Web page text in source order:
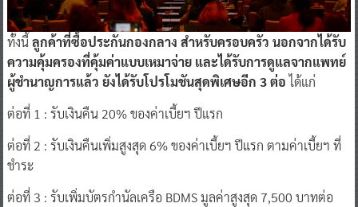
ทั้งนี้ลูกค้าที่ซื้อประกันกองกลาง สำหรับครอบครัว นอกจากได้รับ
ความคุ้มครองที่คุ้มค่าแบบเหมาจ่าย และได้รับการดูแลจากแพทย์
ผู้ชำนาญการแล้ว ยังได้รับโปรโมชันสุดพิเศษอีก 3 ต่อได้แก่
ต่อที่ 1 : รับเงินคืน 20% ของค่าเบี้ยฯ ปีแรก
ต่อที่ 2 : รับเงินคืนเพิ่มสูงสุด 6% ของค่าเบี้ยฯ ปีแรก ตามค่าเบี้ยฯ ที่
ชำระ
ต่อที่ 3 : รับเพิ่มบัตรกำนัลเครือ BDMS มูลค่าสูงสุด 7,500 บาทต่อ